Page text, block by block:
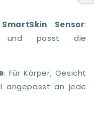
Sensor:
und passt die
: Für Körper, Gesicht
angepasst an jede